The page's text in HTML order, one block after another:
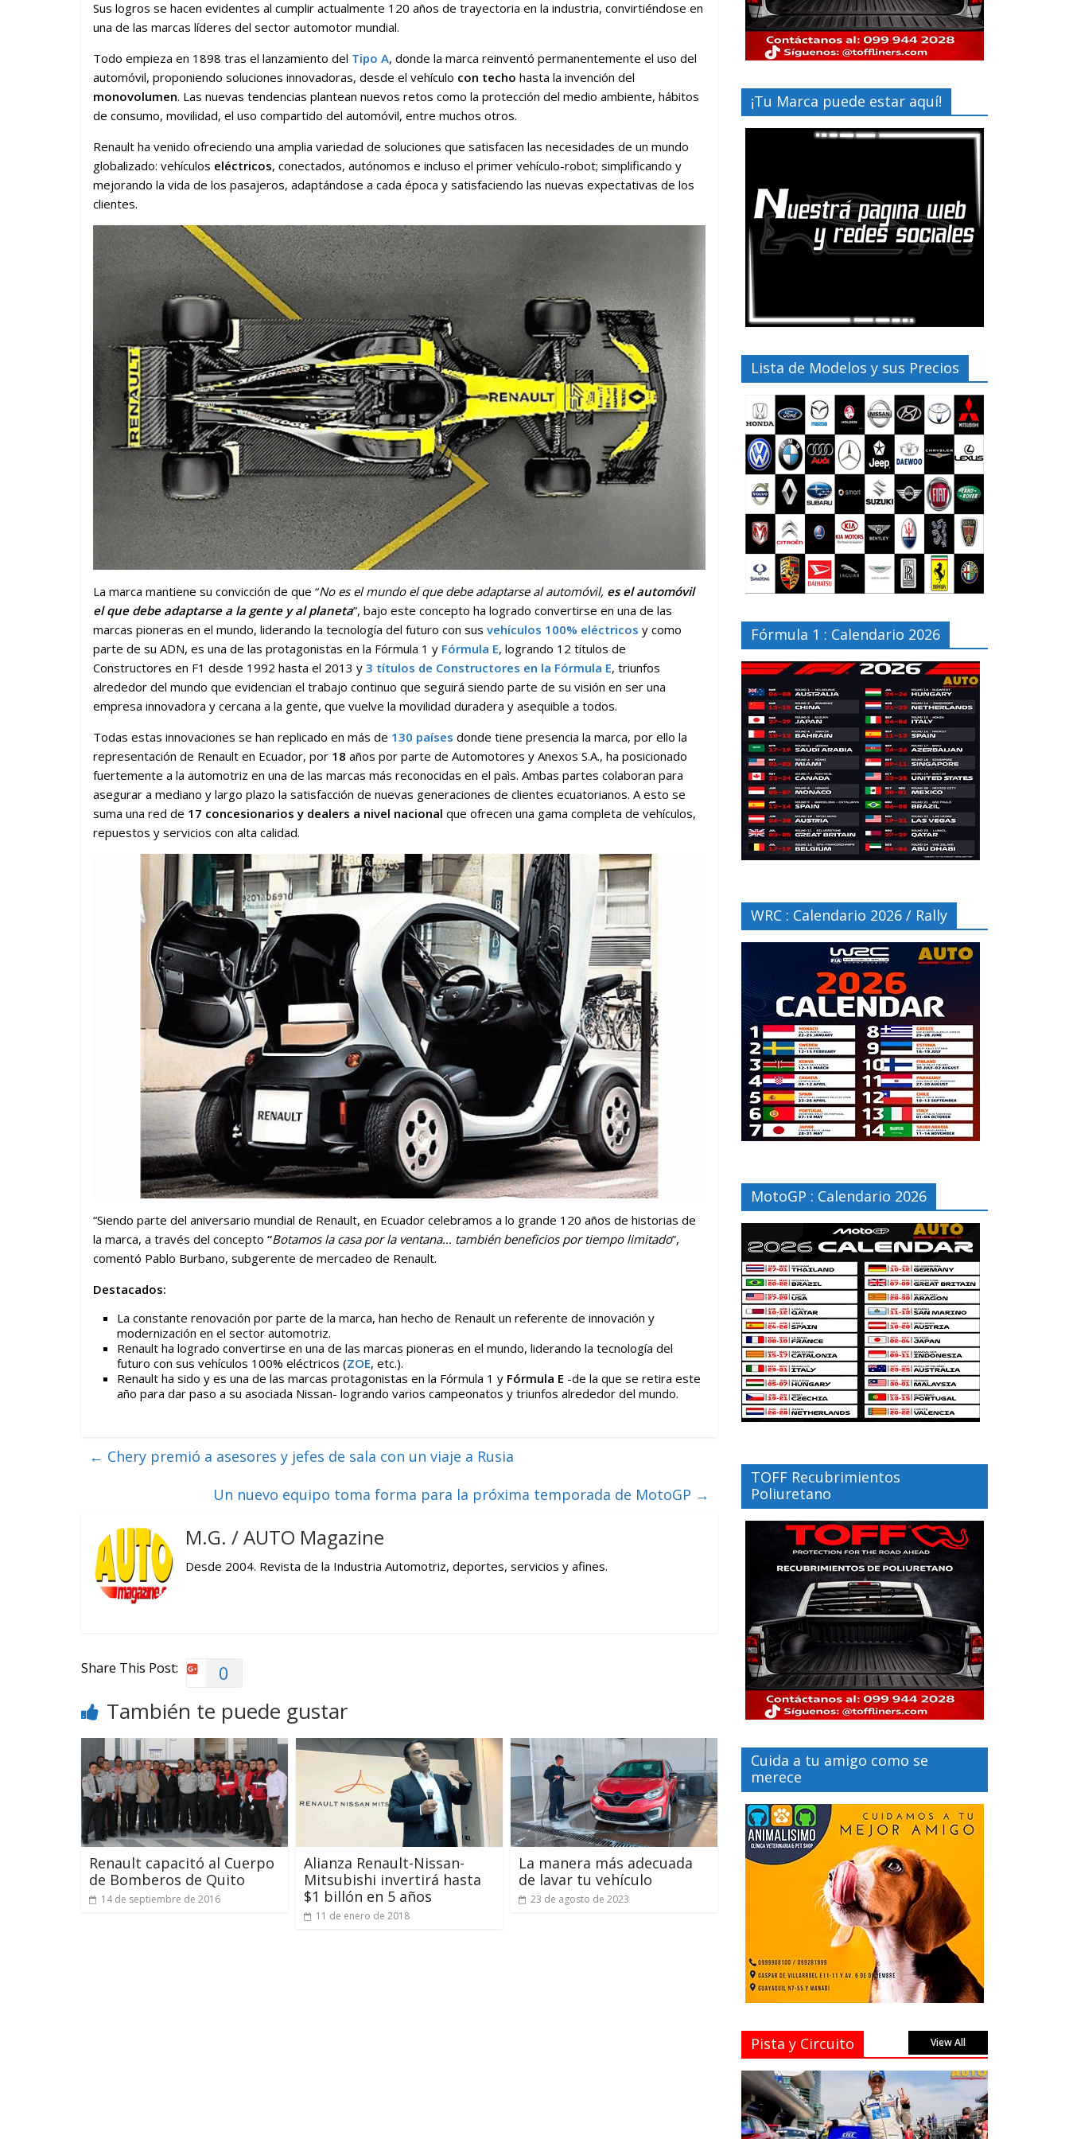
Sus logros se hacen evidentes al cumplir actualmente 120 años de trayectoria en la industria, convirtiéndose en
una de las marcas líderes del sector automotor mundial.
Todo empieza en 1898 tras el lanzamiento del Tipo A, donde la marca reinventó permanentemente el uso del
automóvil, proponiendo soluciones innovadoras, desde el vehículo con techo hasta la invención del
monovolumen. Las nuevas tendencias plantean nuevos retos como la protección del medio ambiente, hábitos
de consumo, movilidad, el uso compartido del automóvil, entre muchos otros.
Renault ha venido ofreciendo una amplia variedad de soluciones que satisfacen las necesidades de un mundo
globalizado: vehículos eléctricos, conectados, autónomos e incluso el primer vehículo-robot; simplificando y
mejorando la vida de los pasajeros, adaptándose a cada época y satisfaciendo las nuevas expectativas de los
clientes.
La marca mantiene su convicción de que “No es el mundo el que debe adaptarse al automóvil, es el automóvil
el que debe adaptarse a la gente y al planeta”, bajo este concepto ha logrado convertirse en una de las
marcas pioneras en el mundo, liderando la tecnología del futuro con sus vehículos 100% eléctricos y como
parte de su ADN, es una de las protagonistas en la Fórmula 1 y Fórmula E, logrando 12 títulos de
Constructores en F1 desde 1992 hasta el 2013 y 3 títulos de Constructores en la Fórmula E, triunfos
alrededor del mundo que evidencian el trabajo continuo que seguirá siendo parte de su visión en ser una
empresa innovadora y cercana a la gente, que vuelve la movilidad duradera y asequible a todos.
Todas estas innovaciones se han replicado en más de 130 países donde tiene presencia la marca, por ello la
representación de Renault en Ecuador, por 18 años por parte de Automotores y Anexos S.A., ha posicionado
fuertemente a la automotriz en una de las marcas más reconocidas en el paìs. Ambas partes colaboran para
asegurar a mediano y largo plazo la satisfacción de nuevas generaciones de clientes ecuatorianos. A esto se
suma una red de 17 concesionarios y dealers a nivel nacional que ofrecen una gama completa de vehículos,
repuestos y servicios con alta calidad.
“Siendo parte del aniversario mundial de Renault, en Ecuador celebramos a lo grande 120 años de historias de
la marca, a través del concepto “Botamos la casa por la ventana… también beneficios por tiempo limitado”,
comentó Pablo Burbano, subgerente de mercadeo de Renault.
Destacados:
La constante renovación por parte de la marca, han hecho de Renault un referente de innovación y
modernización en el sector automotriz.
Renault ha logrado convertirse en una de las marcas pioneras en el mundo, liderando la tecnología del
futuro con sus vehículos 100% eléctricos (ZOE, etc.).
Renault ha sido y es una de las marcas protagonistas en la Fórmula 1 y Fórmula E -de la que se retira este
año para dar paso a su asociada Nissan- logrando varios campeonatos y triunfos alrededor del mundo.
← Chery premió a asesores y jefes de sala con un viaje a Rusia
Un nuevo equipo toma forma para la próxima temporada de MotoGP →
M.G. / AUTO Magazine
Desde 2004. Revista de la Industria Automotriz, deportes, servicios y afines.
Share This Post: 0
También te puede gustar
Renault capacitó al Cuerpo
de Bomberos de Quito
14 de septiembre de 2016
Alianza Renault-Nissan-
Mitsubishi invertirá hasta
$1 billón en 5 años
11 de enero de 2018
La manera más adecuada
de lavar tu vehículo
23 de agosto de 2023
¡Tu Marca puede estar aquí!
Lista de Modelos y sus Precios
Fórmula 1 : Calendario 2026
WRC : Calendario 2026 / Rally
MotoGP : Calendario 2026
TOFF Recubrimientos
Poliuretano
Cuida a tu amigo como se
merece
Pista y Circuito View All